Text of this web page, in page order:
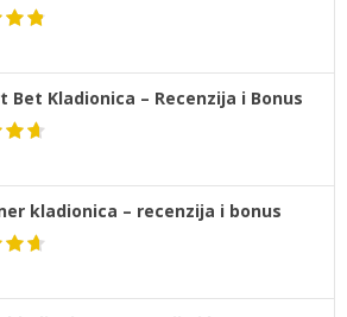
Bet Kladionica – Recenzija i Bonus
kladionica – recenzija i bonus